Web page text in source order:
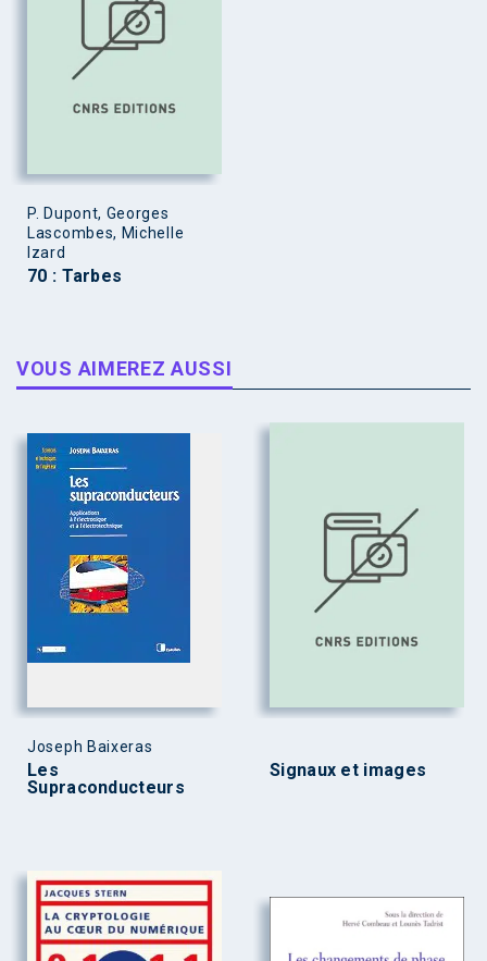
P. Dupont, Georges
Lascombes, Michelle
Izard
70 : Tarbes
VOUS AIMEREZ AUSSI
Joseph Baixeras
Les
Supraconducteurs
Signaux et images